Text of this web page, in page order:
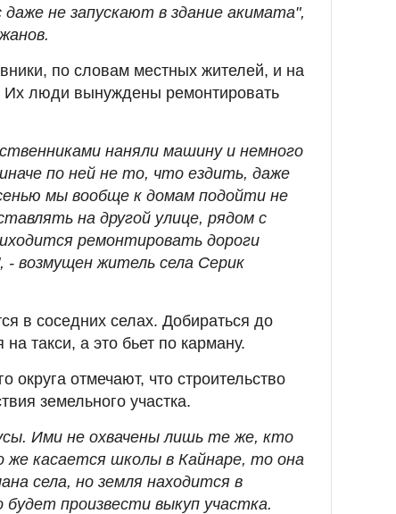
не запускают в здание акимата",
по словам местных жителей, и на
Их люди вынуждены ремонтировать
наняли машину и немного
по ней не то, что ездить, даже
мы вообще к домам подойти не
на другой улице, рядом с
ремонтировать дороги
- возмущен житель села Серик
в соседних селах. Добираться до
такси, а это бьет по карману.
округа отмечают, что строительство
земельного участка.
Ими не охвачены лишь те же, кто
касается школы в Кайнаре, то она
села, но земля находится в
произвести выкуп участка.